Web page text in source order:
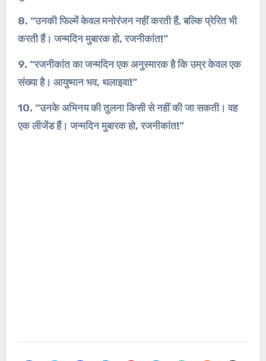
8. “उनकी फिल्में केवल मनोरंजन नहीं करती हैं, बल्कि प्रेरित भी
करती हैं। जन्मदिन मुबारक हो, रजनीकांत!”
9. “रजनीकांत का जन्मदिन एक अनुस्मारक है कि उम्र केवल एक
संख्या है। आयुष्मान भव, थलाइवा!”
10. “उनके अभिनय की तुलना किसी से नहीं की जा सकती। वह
एक लीजेंड हैं। जन्मदिन मुबारक हो, रजनीकांत!”